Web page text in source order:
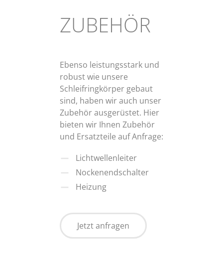
ZUBEHÖR
Ebenso leistungsstark und
robust wie unsere
Schleifringkörper gebaut
sind, haben wir auch unser
Zubehör ausgerüstet. Hier
bieten wir Ihnen Zubehör
und Ersatzteile auf Anfrage:
Lichtwellenleiter
Nockenendschalter
Heizung
Jetzt anfragen